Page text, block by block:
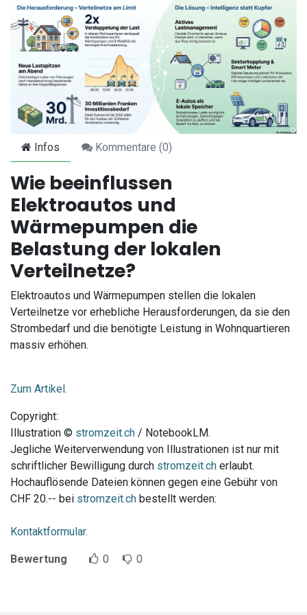
Infos Kommentare (0)
Wie beeinflussen
Elektroautos und
Wärmepumpen die
Belastung der lokalen
Verteilnetze?
Elektroautos und Wärmepumpen stellen die lokalen
Verteilnetze vor erhebliche Herausforderungen, da sie den
Strombedarf und die benötigte Leistung in Wohnquartieren
massiv erhöhen.
Zum Artikel.
Copyright:
Illustration © stromzeit.ch / NotebookLM.
Jegliche Weiterverwendung von Illustrationen ist nur mit
schriftlicher Bewilligung durch stromzeit.ch erlaubt.
Hochauflösende Dateien können gegen eine Gebühr von
CHF 20.-- bei stromzeit.ch bestellt werden:
Kontaktformular.
Bewertung 0 0